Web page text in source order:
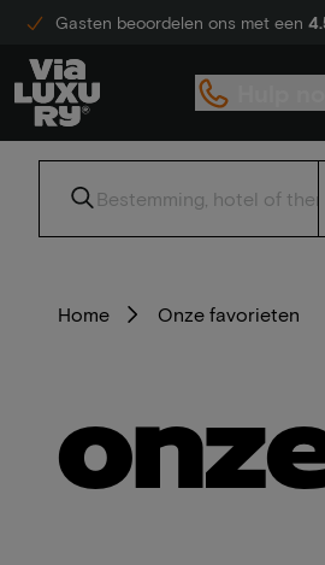
Gasten beoordelen ons met een
Home Onze favorieten